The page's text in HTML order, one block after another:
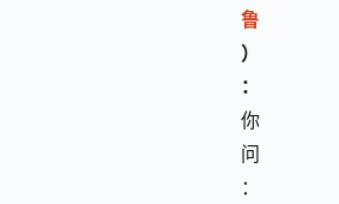
鲁
）
：
你
问
：